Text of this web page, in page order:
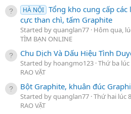
HÀ NỘI Tổng kho cung cấp
cực than chì, tấm Graphite
Started by quanglan77 Hôm qua,
TÌM BẠN ONLINE
Chu Dịch Và Dấu Hiệu Tình
Started by hoangmo123 Thứ ba lúc
RAO VẶT
Bột Graphite, khuân đúc
Started by quanglan77 Thứ hai lúc
RAO VẶT